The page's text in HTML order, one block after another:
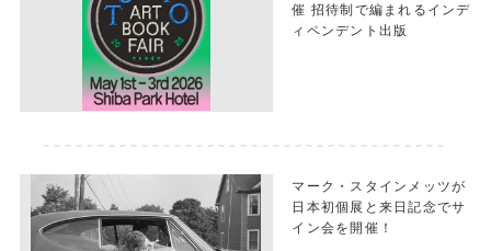
催 招待制で編まれるインデ
ィペンデント出版
マーク・スタインメッツが
日本初個展と来日記念でサ
イン会を開催！